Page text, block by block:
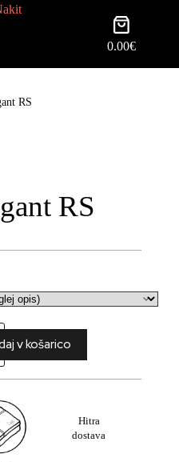
0.00€
RS
RS
v košarico
Hitra
dostava